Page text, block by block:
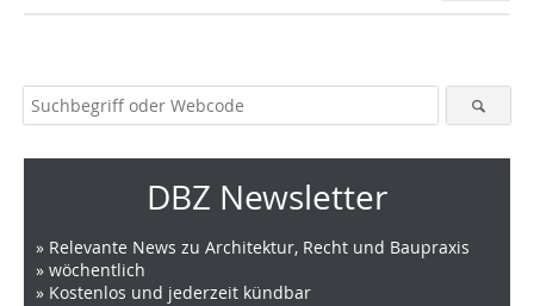
DBZ Newsletter
» Relevante News zu Architektur, Recht und Baupraxis
» wöchentlich
» Kostenlos und jederzeit kündbar